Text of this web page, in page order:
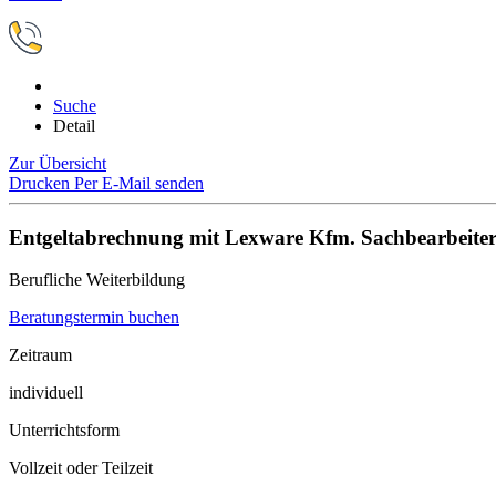
Suche
Detail
Zur Übersicht
Drucken Per E-Mail senden
Entgeltabrechnung mit Lexware Kfm.
Berufliche Weiterbildung
Beratungstermin buchen
Zeitraum
individuell
Unterrichtsform
Vollzeit oder Teilzeit